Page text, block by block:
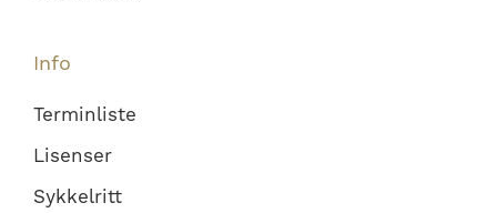
Info
Terminliste
Lisenser
Sykkelritt